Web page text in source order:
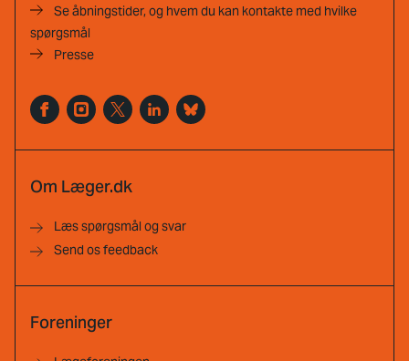
Se åbningstider, og hvem du kan kontakte med hvilke
spørgsmål
Presse
Om Læger.dk
Læs spørgsmål og svar
Send os feedback
Foreninger